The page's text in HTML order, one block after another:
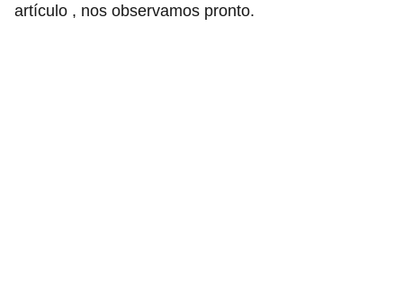
artículo , nos observamos pronto.